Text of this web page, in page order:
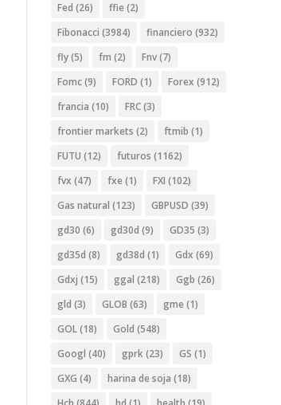
Fed (26) ffie (2)
Fibonacci (3984) financiero (932)
fly(5) fm (2) Fnv(7)
Fomc(9) FORD (1) Forex (912)
francia (10) FRC(3)
frontier markets (2) ftmib (1)
FUTU (12) futuros (1162)
fvx (47) fxe (1) FXI (102)
Gas natural (123) GBPUSD (39)
gd30 (6) gd30d (9) GD35 (3)
gd35d (8) gd38d (1) Gdx (69)
Gdxj (15) ggal (218) Ggb (26)
gld (3) GLOB (63) gme (1)
GOL(18) Gold (548)
Googl (40) gprk(23) GS (1)
GXG (4) harina de soja (18)